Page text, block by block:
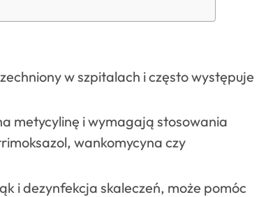
w szpitalach i często występuje
metycylinę i wymagają stosowania
wankomycyna czy
i dezynfekcja skaleczeń, może pomóc